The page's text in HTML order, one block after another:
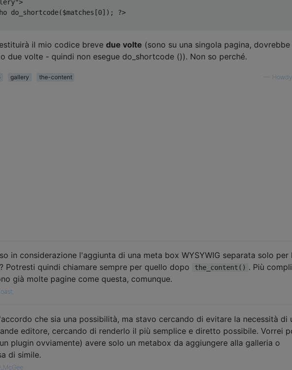
>
do_shortcode($matches [0]);
?>
il mio codice breve due volte (sono su una singola pagina, dovrebbe
due volte - quindi non esegue do_shortcode ()). Non so perché.
gallery the-content
in considerazione l'aggiunta di una meta box WYSYWIG separata solo per
Potresti quindi chiamare sempre per quello dopo
the_content() . Più
già molte pagine come questa, comunque.
che sia una possibilità, ma stavo cercando di evitare la necessità di
editore, cercando di renderlo il più semplice e diretto possibile. Vorrei
plugin ovviamente) avere solo un metabox da aggiungere alla galleria o
di simile.